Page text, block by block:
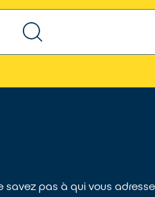
pas à qui vous